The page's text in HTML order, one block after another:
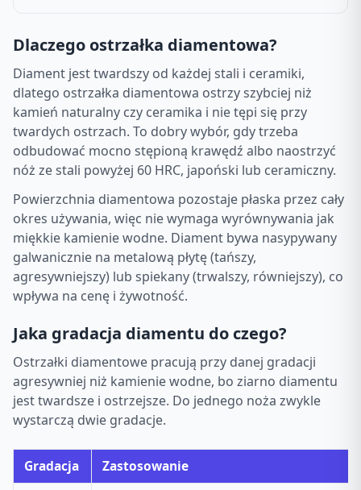
Dlaczego ostrzałka diamentowa?
Diament jest twardszy od każdej stali i ceramiki,
dlatego ostrzałka diamentowa ostrzy szybciej niż
kamień naturalny czy ceramika i nie tępi się przy
twardych ostrzach. To dobry wybór, gdy trzeba
odbudować mocno stępioną krawędź albo naostrzyć
nóż ze stali powyżej 60 HRC, japoński lub ceramiczny.
Powierzchnia diamentowa pozostaje płaska przez cały
okres używania, więc nie wymaga wyrównywania jak
miękkie kamienie wodne. Diament bywa nasypywany
galwanicznie na metalową płytę (tańszy,
agresywniejszy) lub spiekany (trwalszy, równiejszy), co
wpływa na cenę i żywotność.
Jaka gradacja diamentu do czego?
Ostrzałki diamentowe pracują przy danej gradacji
agresywniej niż kamienie wodne, bo ziarno diamentu
jest twardsze i ostrzejsze. Do jednego noża zwykle
wystarczą dwie gradacje.
Gradacja
Zastosowanie